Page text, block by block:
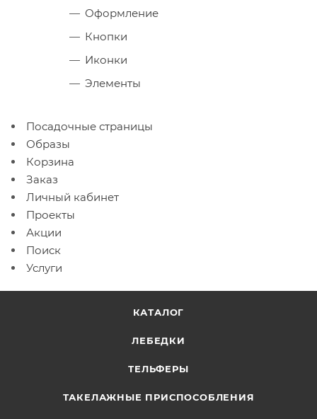
Оформление
Кнопки
Иконки
Элементы
Посадочные страницы
Образы
Корзина
Заказ
Личный кабинет
Проекты
Акции
Поиск
Услуги
КАТАЛОГ
ЛЕБЕДКИ
ТЕЛЬФЕРЫ
ТАКЕЛАЖНЫЕ ПРИСПОСОБЛЕНИЯ